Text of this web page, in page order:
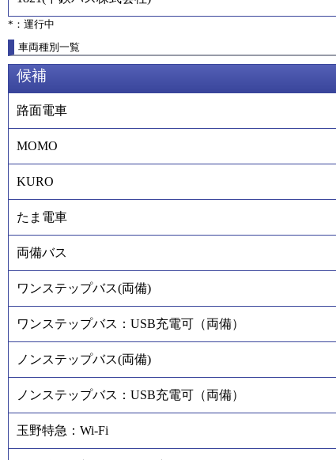
*：運行中
車両種別一覧
候補
路面電車
MOMO
KURO
たま電車
両備バス
ワンステップバス(両備)
ワンステップバス：USB充電可（両備）
ノンステップバス(両備)
ノンステップバス：USB充電可（両備）
玉野特急：Wi-Fi